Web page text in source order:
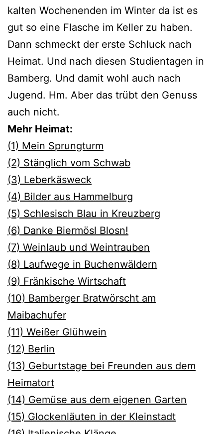
kalten Wochenenden im Winter da ist es
gut so eine Flasche im Keller zu haben.
Dann schmeckt der erste Schluck nach
Heimat. Und nach diesen Studientagen in
Bamberg. Und damit wohl auch nach
Jugend. Hm. Aber das trübt den Genuss
auch nicht.
Mehr Heimat:
(1) Mein Sprungturm
(2) Stänglich vom Schwab
(3) Leberkäsweck
(4) Bilder aus Hammelburg
(5) Schlesisch Blau in Kreuzberg
(6) Danke Biermösl Blosn!
(7) Weinlaub und Weintrauben
(8) Laufwege in Buchenwäldern
(9) Fränkische Wirtschaft
(10) Bamberger Bratwörscht am
Maibachufer
(11) Weißer Glühwein
(12) Berlin
(13) Geburtstage bei Freunden aus dem
Heimatort
(14) Gemüse aus dem eigenen Garten
(15) Glockenläuten in der Kleinstadt